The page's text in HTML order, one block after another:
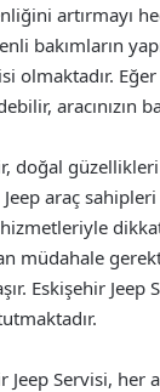
artırmayı
bakımların
olmaktadır. Eğer
aracınızın
doğal
araç
müdahale
Eskişehir
Jeep Servisi, her